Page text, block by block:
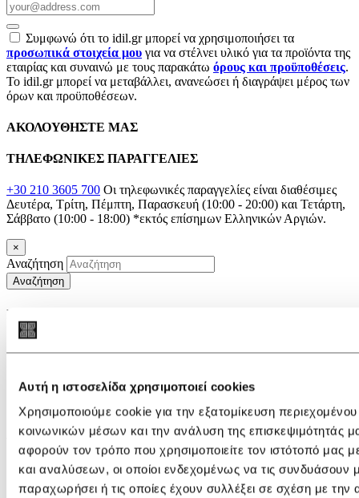
Αυτή η ιστοσελίδα χρησιμοποιεί cookies
Χρησιμοποιούμε cookie για την εξατομίκευση
κοινωνικών μέσων και την ανάλυση της επισκεψιμότητάς
αφορούν τον τρόπο που χρησιμοποιείτε τον ιστότοπό μας
και αναλύσεων, οι οποίοι ενδεχομένως να τις συνδυάσουν
παραχωρήσει ή τις οποίες έχουν συλλέξει σε σχέση με
Συμφωνώ ότι το idil.gr μπορεί να χρησιμοποιήσει τα
προσωπικά στοιχεία μου για να στέλνει υλικό για τα προϊόντα της
εταιρίας και συναινώ με τους παρακάτω όρους και προϋποθέσεις.
Το idil.gr μπορεί να μεταβάλλει, ανανεώσει ή διαγράψει μέρος των
όρων και προϋποθέσεων.
ΑΚΟΛΟΥΘΗΣΤΕ ΜΑΣ
ΤΗΛΕΦΩΝΙΚΕΣ ΠΑΡΑΓΓΕΛΙΕΣ
+30 210 3605 700 Οι τηλεφωνικές παραγγελίες είναι διαθέσιμες
Δευτέρα, Τρίτη, Πέμπτη, Παρασκευή (10:00 - 20:00) και Τετάρτη,
Σάββατο (10:00 - 18:00) *εκτός επίσημων Ελληνικών Αργιών.
×
Αναζήτηση
Αναζήτηση
IDIL
Videos
ΑΓΟΡΕΣ
Gift Card
Τρόποι πληρωμής
Τρόποι αποστολής